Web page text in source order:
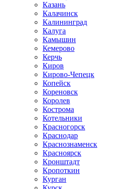
Казань
Калачинск
Калининград
Калуга
Камышин
Кемерово
Керчь
Киров
Кирово-Чепецк
Копейск
Кореновск
Королев
Кострома
Котельники
Красногорск
Краснодар
Краснознаменск
Красноярск
Кронштадт
Кропоткин
Курган